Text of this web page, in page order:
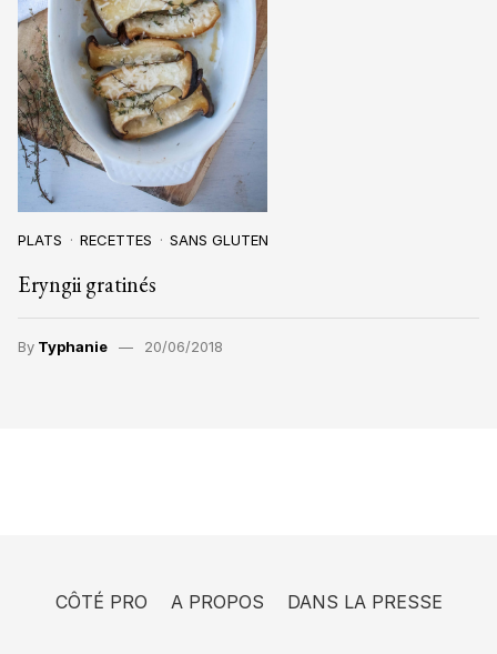
PLATS RECETTES SANS GLUTEN
Eryngii gratinés
By Typhanie 20/06/2018
CÔTÉ PRO A PROPOS DANS LA PRESSE